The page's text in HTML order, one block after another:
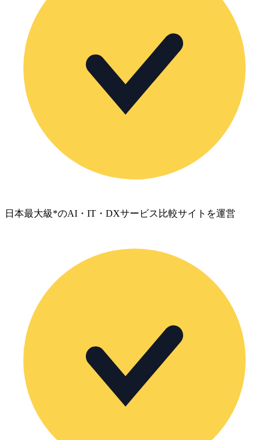
日本最大級*のAI・IT・DXサービス比較サイトを運営